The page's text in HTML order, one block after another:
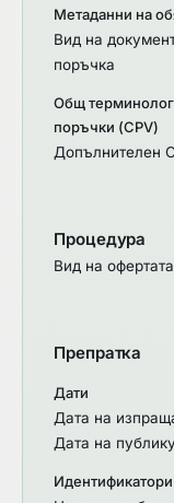
Метаданни на
Вид на
поръчка
Общ
поръчки (CPV)
Допълнителен
Процедура
Вид на
Препратка
Дати
Дата на
Дата на
Идентификатори